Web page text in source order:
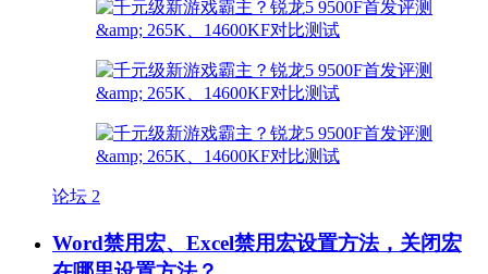
论坛 2
Word禁用宏、Excel禁用宏设置方法，关闭宏